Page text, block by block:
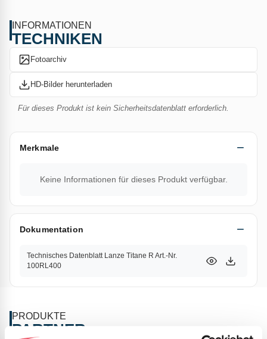
INFORMATIONEN
TECHNIKEN
Fotoarchiv
HD-Bilder herunterladen
Für dieses Produkt ist kein Sicherheitsdatenblatt erforderlich.
Merkmale
Keine Informationen für dieses Produkt verfügbar.
Dokumentation
Technisches Datenblatt Lanze Titane R Art.-Nr.
100RL400
PRODUKTE
PARTNER